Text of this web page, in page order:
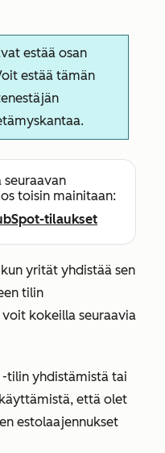
estää osan
estää tämän
seuraavan
toisin mainitaan:
tilaukset
yrität yhdistää sen
tilin
kokeilla seuraavia
-tilin yhdistämistä tai
että olet
estolaajennukset